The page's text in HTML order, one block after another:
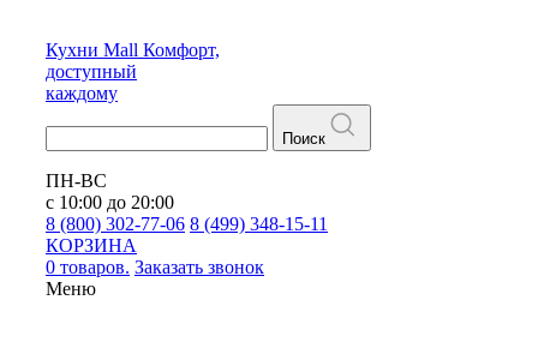
Кухни Mall Комфорт,
доступный
каждому
Поиск
ПН-ВС
с 10:00 до 20:00
8 (800) 302-77-06 8 (499) 348-15-11
КОРЗИНА
0 товаров. Заказать звонок
Меню